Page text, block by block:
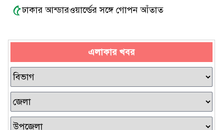
৫ঢাকার আন্ডারওয়ার্ল্ডের সঙ্গে গোপন আঁতাত
এলাকার খবর